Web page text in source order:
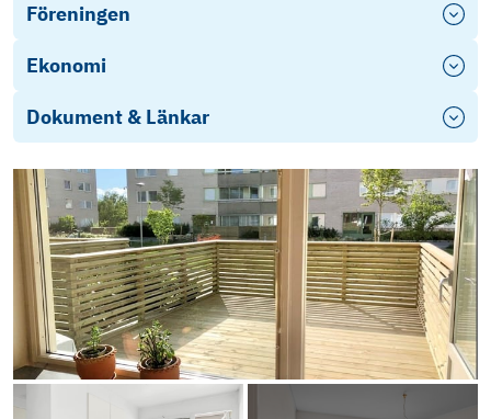
Föreningen
Ekonomi
Dokument & Länkar
Objektsbeskrivning